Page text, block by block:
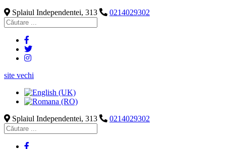
Splaiul Independentei, 313
0214029302
site vechi
Splaiul Independentei, 313 0214029302